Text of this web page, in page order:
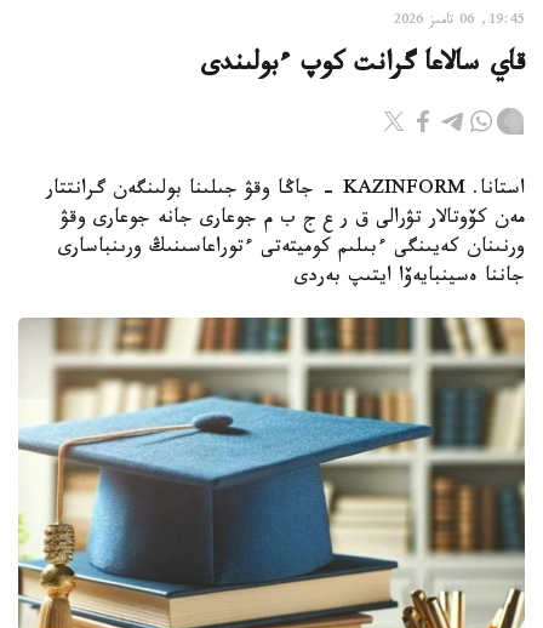
19:45, 06 تامىز 2026
قاي سالاعا گرانت كوپ ءبولىندى
استانا. KAZINFORM - جاڭا وقۋ جىلىنا بولىنگەن گرانتتار
مەن كۆوتالار تۋرالى ق ر ع ج ب م جوعارى جانە جوعارى وقۋ
ورنىنان كەيىنگى ءبىلىم كوميتەتى ءتوراعاسىنىڭ ورىنباسارى
جاننا ەسينبايەۆا ايتىپ بەردى